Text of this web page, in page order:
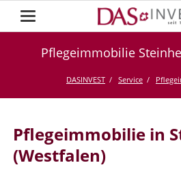
Pflegeimmobilie
DASINVEST Service
Pflegeimmobilie in
(Westfalen)